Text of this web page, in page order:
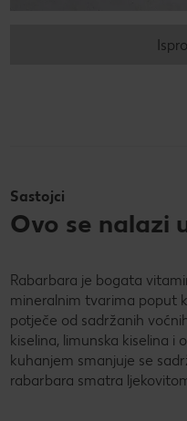
Sastojci
Ovo se nalazi
Rabarbara je bogata
mineralnim tvarima poput
potječe od sadržanih
kiselina, limunska kiselina i
kuhanjem smanjuje se
rabarbara smatra